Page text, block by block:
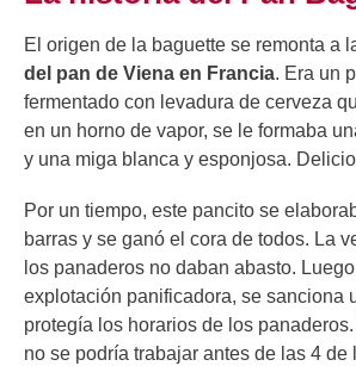
El origen de la baguette se remonta a
del pan de Viena en Francia. Era un
fermentado con levadura de cerveza
en un horno de vapor, se le formaba
y una miga blanca y esponjosa.
Por un tiempo, este pancito se
barras y se ganó el cora de todos. La
los panaderos no daban abasto.
explotación panificadora, se sanciona
protegía los horarios de los
no se podría trabajar antes de las 4 de